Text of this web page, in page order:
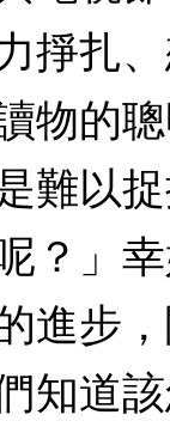
掙扎
物的
難以
？」
進步
知道